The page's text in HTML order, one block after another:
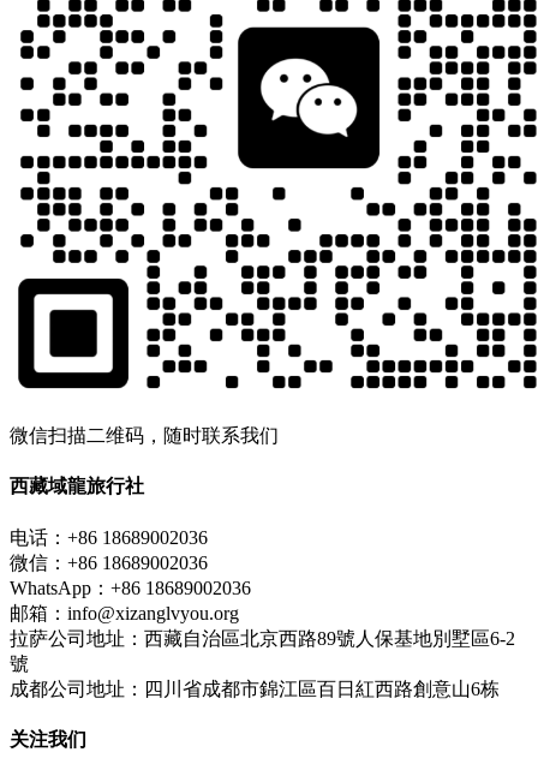
微信扫描二维码，随时联系我们
西藏域龍旅行社
电话：+86 18689002036
微信：+86 18689002036
WhatsApp：+86 18689002036
邮箱：info@xizanglvyou.org
拉萨公司地址：西藏自治區北京西路89號人保基地別墅區6-2
號
成都公司地址：四川省成都市錦江區百日紅西路創意山6栋
关注我们